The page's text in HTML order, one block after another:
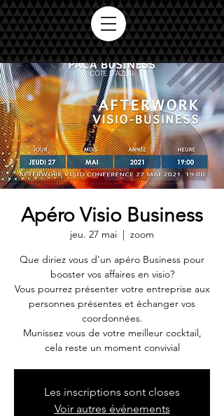
Apéro Visio Business
jeu. 27 mai
  |
zoom
Que diriez vous d'un apéro Business pour
booster vos affaires en visio?
Vous pourrez présenter votre entreprise aux
personnes présentes et échanger vos
coordonnées.
Munissez vous de votre meilleur cocktail,
cela reste un moment convivial
Les inscriptions sont closes
Voir autres événements